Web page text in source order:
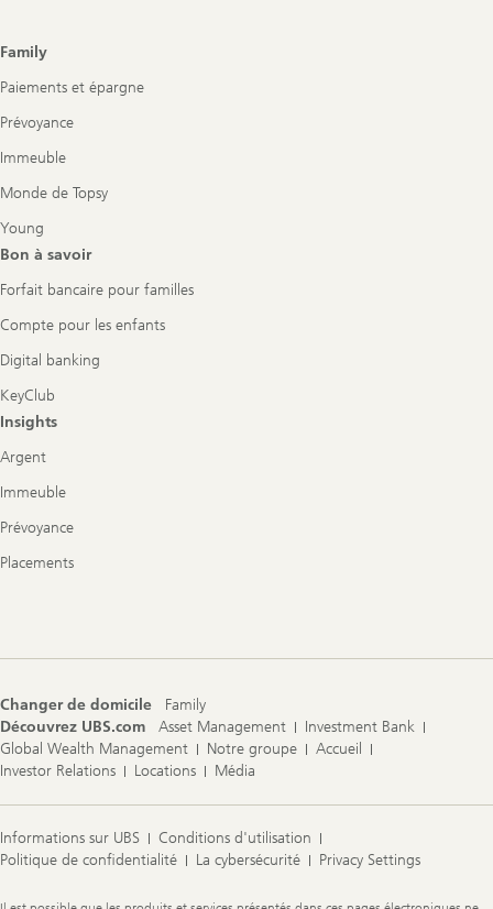
Footer
Navigation
Family
Paiements et épargne
Prévoyance
Immeuble
Monde de Topsy
Young
Bon à savoir
Forfait bancaire pour familles
Compte pour les enfants
Digital banking
KeyClub
Insights
Argent
Immeuble
Prévoyance
Placements
Changer de domicile
Family
Découvrez UBS.com
Asset Management
Investment Bank
Global Wealth Management
Notre groupe
Accueil
Investor Relations
Locations Média
Informations sur UBS
Conditions d'utilisation
Politique de confidentialité
La cybersécurité Privacy Settings
Legal